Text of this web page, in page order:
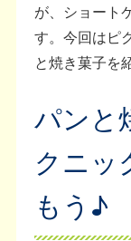
が、ショート
す。今回はピ
と焼き菓子を
パンと
クニッ
もう♪